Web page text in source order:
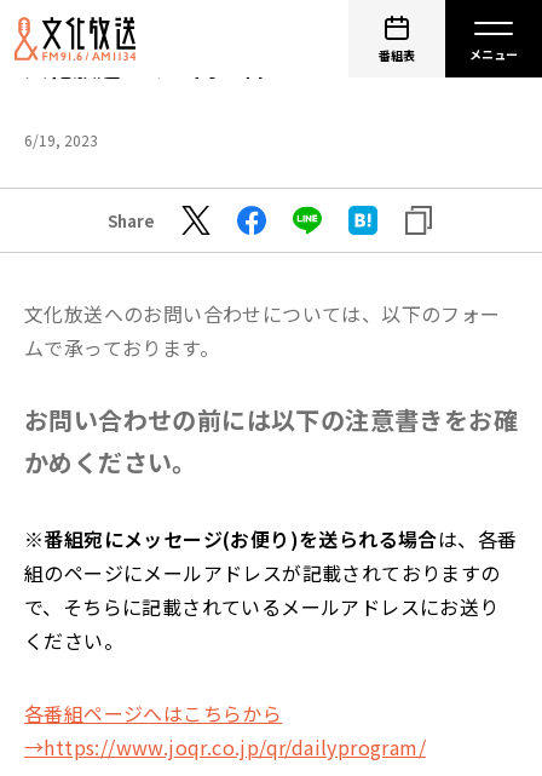
番組表
文化放送へのお問い合わせについて
6/19, 2023
Share
文化放送へのお問い合わせについては、以下のフォー
ムで承っております。
お問い合わせの前には以下の注意書きをお確
かめください。
※番組宛にメッセージ(お便り)を送られる場合は、各番
組のページにメールアドレスが記載されておりますの
で、そちらに記載されているメールアドレスにお送り
ください。
各番組ページへはこちらから
→https://www.joqr.co.jp/qr/dailyprogram/